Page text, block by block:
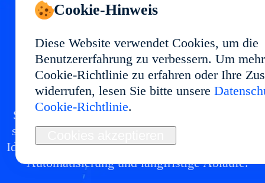
Starten Sie Ihr Cloud
Phone in
Setzen Sie eine Cloud-Phone-Umgebung in mit
stabiler Performance und flexibler Nutzung auf.
Ideal für Multi-Account-Management, App-
Automatisierung und langfristige Abläufe.
Cookie-Hinweis
Diese Website verwendet Cookies, um die
Benutzererfahrung zu verbessern. Um
Cookie-Richtlinie zu erfahren oder Ihre
widerrufen, lesen Sie bitte unsere
Cookie-Richtlinie.